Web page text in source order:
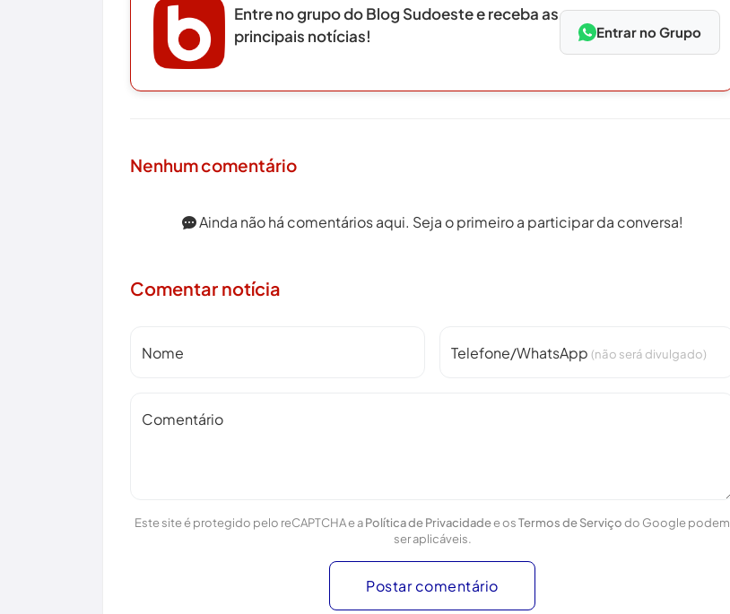
Entre no grupo do Blog Sudoeste e receba as
principais notícias!
Entrar no Grupo
Nenhum comentário
Ainda não há comentários aqui. Seja o primeiro a participar da conversa!
Comentar notícia
Nome Telefone/WhatsApp (não será divulgado)
Comentário
Este site é protegido pelo reCAPTCHA e aPolítica de Privacidadee osTermos de Serviçodo Google podem
ser aplicáveis.
Postar comentário